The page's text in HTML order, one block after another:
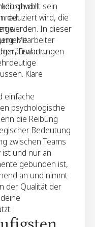
die
reduziert wird, die
werden. In dieser
gewollt sein
der
Mitarbeiter
Erwartungen
Klare
einfache
psychologische
die Reibung
Die Menschen
was wirklich
in
sprechen,
darüber
sich die
Bedeutung
zwischen Teams
ist und nur an
gebunden ist,
an und nimmt
der Qualität der